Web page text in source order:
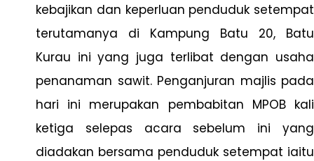
kebajikan dan keperluan penduduk setempat
terutamanya di Kampung Batu 20, Batu
Kurau ini yang juga terlibat dengan usaha
penanaman sawit. Penganjuran majlis pada
hari ini merupakan pembabitan MPOB kali
ketiga selepas acara sebelum ini yang
diadakan bersama penduduk setempat iaitu